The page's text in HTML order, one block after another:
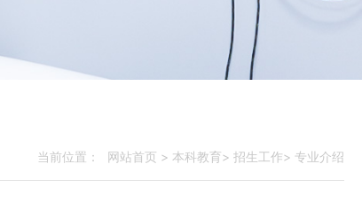
当前位置： 网站首页 > 本科教育> 招生工作> 专业介绍